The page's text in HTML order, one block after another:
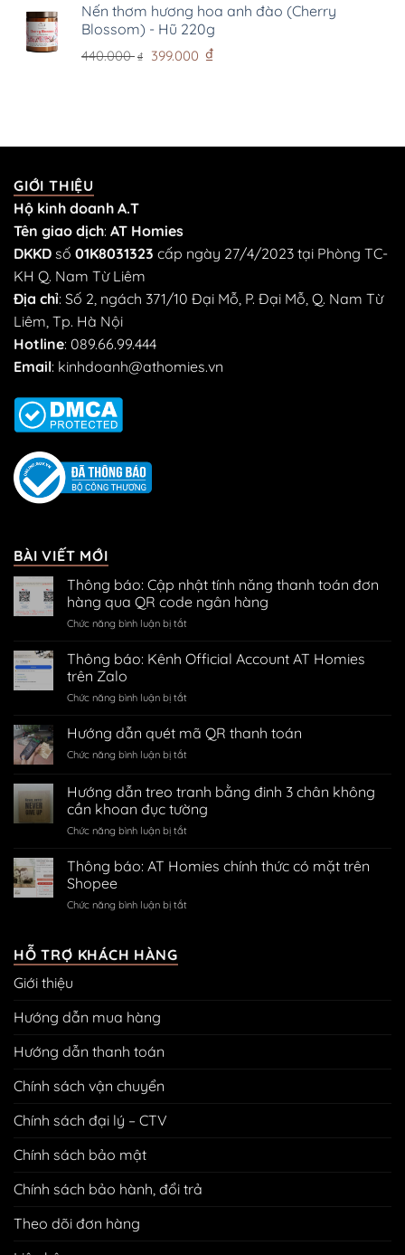
440.000 ₫.là:
399.000 ₫.
Nến thơm hương hoa anh đào (Cherry
Blossom) - Hũ 220g
440.000₫
Giá
399.000 ₫Giá
GIỚI THIỆU
Hộ kinh doanh A.T
Tên giao dịch: AT Homies
DKKD số 01K8031323 cấp ngày 27/4/2023 tại Phòng TC-
KH Q. Nam Từ Liêm
Địa chỉ: Số 2, ngách 371/10 Đại Mỗ, P. Đại Mỗ, Q. Nam Từ
Liêm, Tp. Hà Nội
Hotline: 089.66.99.444
Email: kinhdoanh@athomies.vn
BÀI VIẾT MỚI
Thông báo: Cập nhật tính năng thanh toán đơn
hàng qua QR code ngân hàng
Chức năng bình luận bị tắtở
báo:
Cập
tính
thanh
qua
QR
code
Thông báo: Kênh Official Account AT Homies
trên Zalo
Chức năng bình luận bị tắtở
báo:
Kênh
Official
AT
Homies
trên
Hướng dẫn quét mã QR thanh toán
Chức năng bình luận bị tắtở
quét
mã
QR
toán
Hướng dẫn treo tranh bằng đinh 3 chân không
cần khoan đục tường
Chức năng bình luận bị tắtở
dẫn
treo
bằng
Thông báo: AT Homies chính thức có mặt trên
Shopee
Chức năng bình luận bị tắtở
HỖ TRỢ KHÁCH HÀNG
Giới thiệu
Hướng dẫn mua hàng
Hướng dẫn thanh toán
Chính sách vận chuyển
Chính sách đại lý – CTV
Chính sách bảo mật
Chính sách bảo hành, đổi trả
Theo dõi đơn hàng